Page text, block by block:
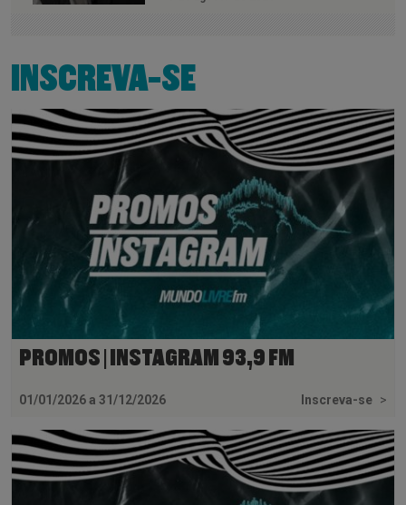
INSCREVA-SE
PROMOS | INSTAGRAM 93,9 FM
01/01/2026 a 31/12/2026 Inscreva-se >